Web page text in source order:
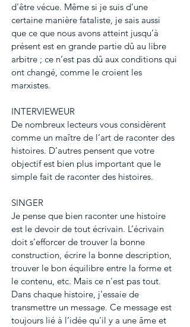
d'être vécue. Même si je suis d’une
certaine manière fataliste, je sais aussi
que ce que nous avons atteint jusqu’à
présent est en grande partie dû au libre
arbitre ; ce n’est pas dû aux conditions qui
ont changé, comme le croient les
marxistes.
INTERVIEWEUR
De nombreux lecteurs vous considèrent
comme un maître de l’art de raconter des
histoires. D’autres pensent que votre
objectif est bien plus important que le
simple fait de raconter des histoires.
SINGER
Je pense que bien raconter une histoire
est le devoir de tout écrivain. L’écrivain
doit s’efforcer de trouver la bonne
construction, écrire la bonne description,
trouver le bon équilibre entre la forme et
le contenu, etc. Mais ce n'est pas tout.
Dans chaque histoire, j'essaie de
transmettre un message. Ce message est
toujours lié à l’idée qu'il y a une âme et